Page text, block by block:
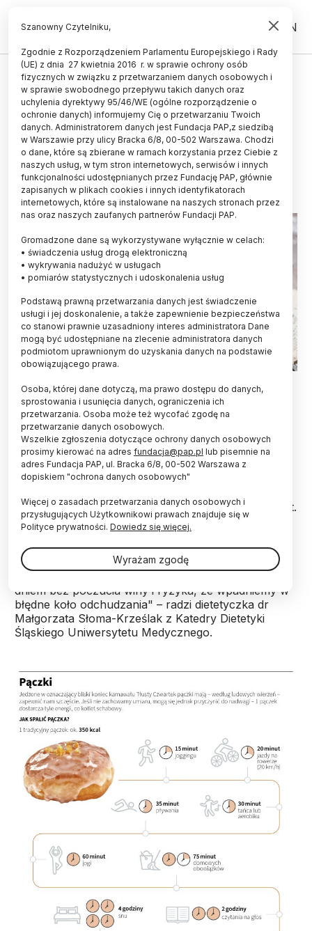
PL EN
ZDROWIE
Dietetyczka: jeden lub dwa pączki
w tłusty czwartek nam nie
zaszkodzą
08.02.2024
aktualizacja: 08.02.2024
2 minuty czytania
Zjedz pączka lub dwa i nie pozwól, aby tłusty
czwartek wpłynął negatywnie na twoje zdrowe
nawyki – radzi dietetyczka ze Śląskiego
Uniwersytetu Medycznego w Katowicach.
osładzają sobie czas, a dla innych dniem łamania diet.
"Umiar, świadome delektowanie się potrawami i
zachowanie zdrowego podejścia do diety i
dniem bez poczucia winy i ryzyka, że wpadniemy w
błędne koło odchudzania" – radzi dietetyczka dr
Małgorzata Słoma-Krześlak z Katedry Dietetyki
Śląskiego Uniwersytetu Medycznego.
Szanowny Czytelniku,
Zgodnie z Rozporządzeniem Parlamentu Europejskiego i Rady
(UE) z dnia 27 kwietnia 2016 r. w sprawie ochrony osób
fizycznych w związku z przetwarzaniem danych osobowych i
w sprawie swobodnego przepływu takich danych oraz
uchylenia dyrektywy 95/46/WE (ogólne rozporządzenie o
ochronie danych) informujemy Cię o przetwarzaniu Twoich
danych. Administratorem danych jest Fundacja PAP,z siedzibą
w Warszawie przy ulicy Bracka 6/8, 00-502 Warszawa. Chodzi
o dane, które są zbierane w ramach korzystania przez Ciebie z
naszych usług, w tym stron internetowych, serwisów i innych
funkcjonalności udostępnianych przez Fundację PAP, głównie
zapisanych w plikach cookies i innych identyfikatorach
internetowych, które są instalowane na naszych stronach przez
nas oraz naszych zaufanych partnerów Fundacji PAP.
Gromadzone dane są wykorzystywane wyłącznie w celach:
• świadczenia usług drogą elektroniczną
• wykrywania nadużyć w usługach
• pomiarów statystycznych i udoskonalenia usług
Podstawą prawną przetwarzania danych jest świadczenie
usługi i jej doskonalenie, a także zapewnienie bezpieczeństwa
co stanowi prawnie uzasadniony interes administratora Dane
mogą być udostępniane na zlecenie administratora danych
podmiotom uprawnionym do uzyskania danych na podstawie
obowiązującego prawa.
Osoba, której dane dotyczą, ma prawo dostępu do danych,
sprostowania i usunięcia danych, ograniczenia ich
przetwarzania. Osoba może też wycofać zgodę na
przetwarzanie danych osobowych.
Wszelkie zgłoszenia dotyczące ochrony danych osobowych
prosimy kierować na adres fundacja@pap.pl lub pisemnie na
adres Fundacja PAP, ul. Bracka 6/8, 00-502 Warszawa z
dopiskiem "ochrona danych osobowych"
Więcej o zasadach przetwarzania danych osobowych i
przysługujących Użytkownikowi prawach znajduje się w
Polityce prywatności. Dowiedz się więcej.
Wyrażam zgodę